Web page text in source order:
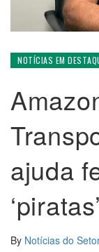
NOTÍCIAS EM
ajuda
By Notícias do